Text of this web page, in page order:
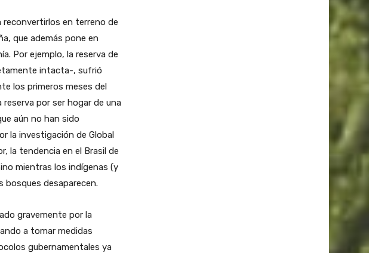
reconvertirlos en terreno de
que además pone en
Por ejemplo, la reserva de
intacta-, sufrió
los primeros meses del
por ser hogar de una
aún no han sido
la investigación de Global
la tendencia en el Brasil de
mientras los indígenas (y
bosques desaparecen.
gravemente por la
a tomar medidas
gubernamentales ya